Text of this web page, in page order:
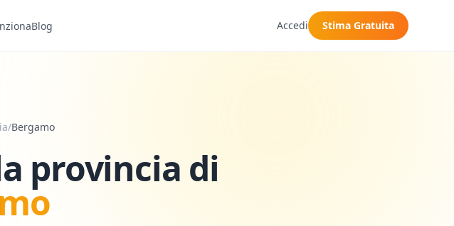
Blog Accedi Stima Gratuita
/Bergamo
provincia di